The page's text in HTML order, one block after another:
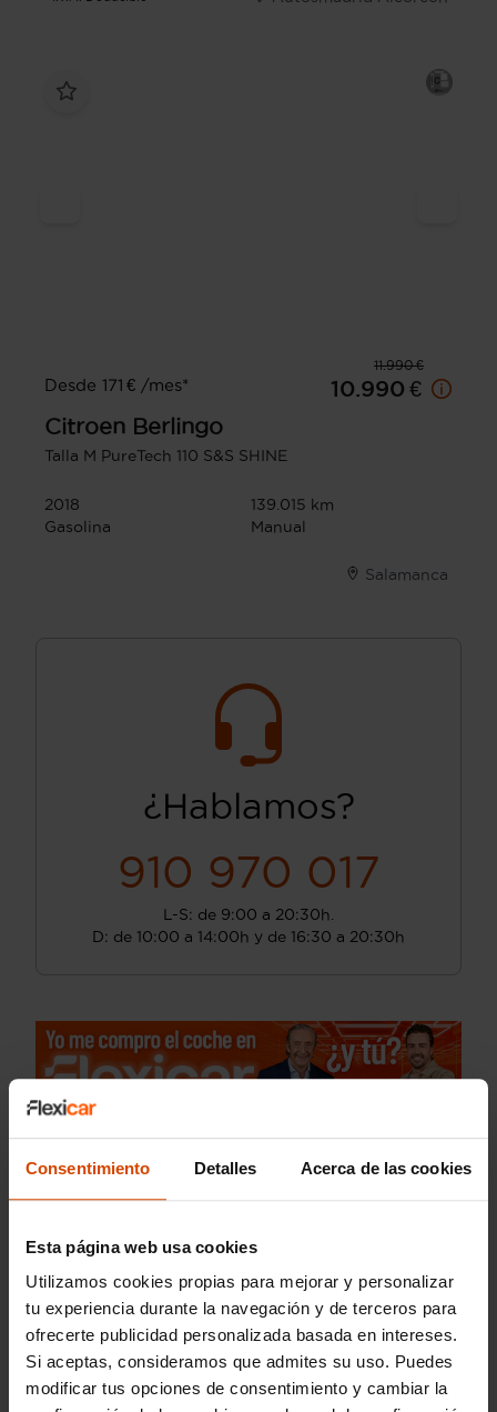
Consentimiento Detalles Acerca de las cookies
Esta página web usa cookies
Utilizamos cookies propias para mejorar y personalizar
tu experiencia durante la navegación y de terceros para
ofrecerte publicidad personalizada basada en intereses.
Si aceptas, consideramos que admites su uso. Puedes
modificar tus opciones de consentimiento y cambiar la
11.990 €
Desde 171 € /mes*
10.990 €
Citroen Berlingo
Talla M PureTech 110 S&S SHINE
2018
139.015 km
Gasolina
Manual
Salamanca
¿Hablamos?
910 970 017
L-S: de 9:00 a 20:30h.
D: de 10:00 a 14:00h y de 16:30 a 20:30h